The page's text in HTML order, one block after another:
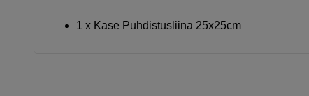
1 x Kase Puhdistusliina 25x25cm